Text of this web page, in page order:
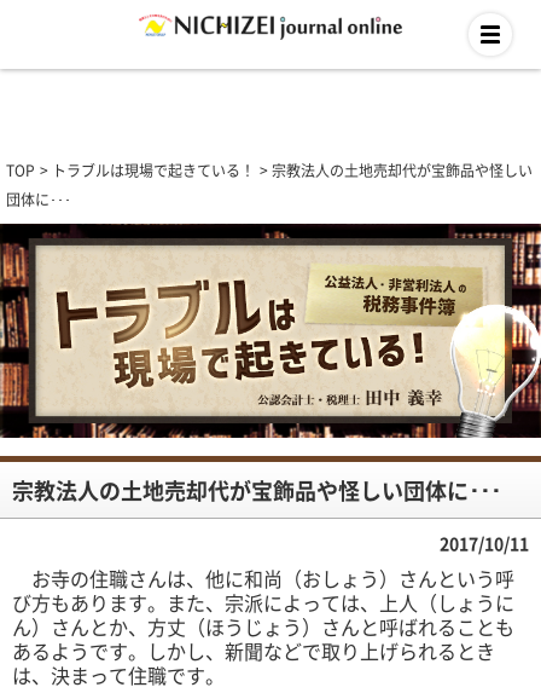
TOP トラブルは現場で起きている！
宗教法人の土地売却代が宝飾品や怪しい
団体に･･･
宗教法人の土地売却代が宝飾品や怪しい団体に･･･
2017/10/11
お寺の住職さんは、他に和尚（おしょう）さんという呼
び方もあります。また、宗派によっては、上人（しょうに
ん）さんとか、方丈（ほうじょう）さんと呼ばれることも
あるようです。しかし、新聞などで取り上げられるとき
は、決まって住職です。